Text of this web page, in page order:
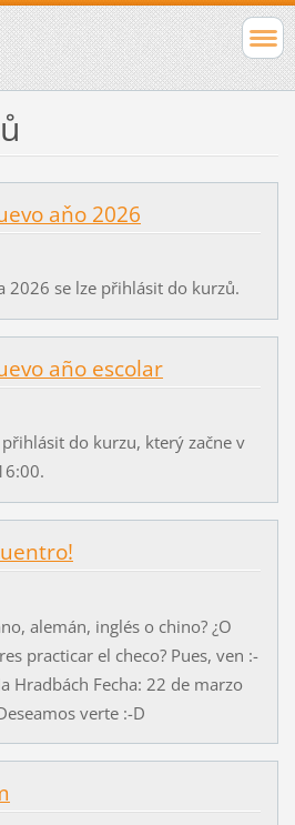
aňo 2026
2026 se lze přihlásit do kurzů.
año escolar
do kurzu, který začne v
alemán, inglés o chino? ¿O
practicar el checo? Pues, ven :-
Hradbách Fecha: 22 de marzo
verte :-D